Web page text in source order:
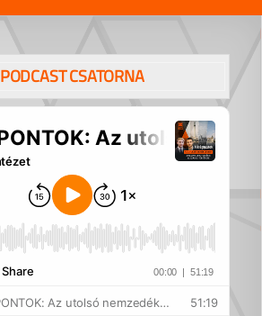
PODCAST CSATORNA